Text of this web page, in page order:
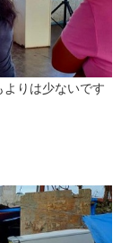
りは少ないです